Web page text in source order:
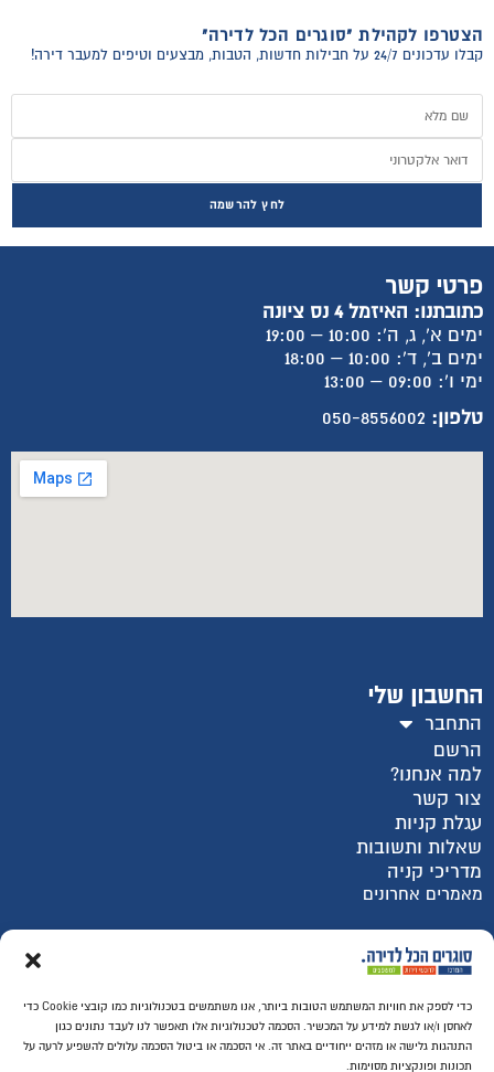
כדי לספק את חוויות המשתמש הטובות ביותר, אנו משתמשים בטכנולוגיות כמו קובצי Cookie כדי
לאחסן ו/או לגשת למידע על המכשיר. הסכמה לטכנולוגיות אלו תאפשר לנו לעבד נתונים כגון
התנהגות גלישה או מזהים ייחודיים באתר זה. אי הסכמה או ביטול הסכמה עלולים להשפיע לרעה על
תכונות ופונקציות מסוימות.
הצטרפו לקהילת "סוגרים הכל לדירה"
קבלו עדכונים 24/7 על חבילות חדשות, הטבות, מבצעים וטיפים למעבר דירה!
לחץ להרשמה
פרטי קשר
כתובתנו: האיזמל 4 נס ציונה
ימים א', ג, ה': 10:00 – 19:00
ימים ב', ד': 10:00 – 18:00
ימי ו': 09:00 – 13:00
טלפון: 050-8556002
החשבון שלי
התחבר
הרשם
למה אנחנו?
צור קשר
עגלת קניות
שאלות ותשובות
מדריכי קניה
מאמרים אחרונים
רכישה מאובטחת SSL